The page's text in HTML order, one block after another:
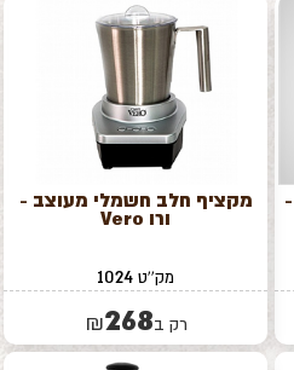
מקציף חלב חשמלי מעוצב -
ורו Vero
מק''ט 1024
רק ב ₪268